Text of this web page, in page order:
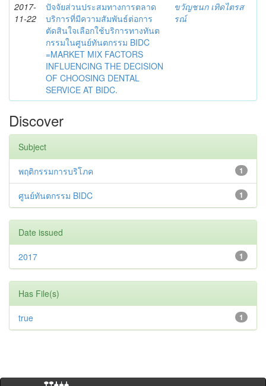
2017-
11-22
ปัจจัยส่วนประสมทางการตลาด
บริการที่มีความสัมพันธ์ต่อการ
ตัดสินใจเลือกใช้บริการทางทันต
กรรมในศูนย์ทันตกรรม BIDC
=MARKET MIX FACTORS
INFLUENCING THE DECISION
OF CHOOSING DENTAL
SERVICE AT BIDC.
ขวัญชนก เทิดไตรส
รณ์
Discover
Subject
1
พฤติกรรมการบริโภค
1
ศูนย์ทันตกรรม BIDC
Date issued
1
2017
Has File(s)
1
true